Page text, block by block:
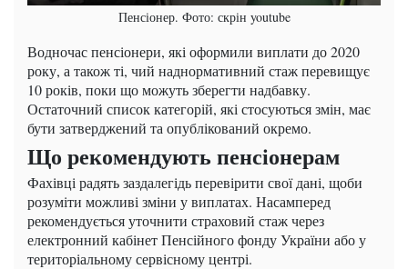
Пенсіонер. Фото: скрін youtube
Водночас пенсіонери, які оформили виплати до 2020
року, а також ті, чий наднормативний стаж перевищує
10 років, поки що можуть зберегти надбавку.
Остаточний список категорій, які стосуються змін, має
бути затверджений та опублікований окремо.
Що рекомендують пенсіонерам
Фахівці радять заздалегідь перевірити свої дані, щоби
розуміти можливі зміни у виплатах. Насамперед
рекомендується уточнити страховий стаж через
електронний кабінет Пенсійного фонду України або у
територіальному сервісному центрі.